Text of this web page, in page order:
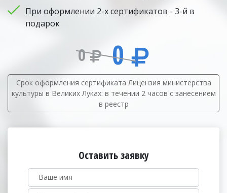
При оформлении 2-х сертификатов - 3-й в
подарок
0 0
Срок оформления сертификата Лицензия министерства
культуры в Великих Луках: в течении 2 часов с занесением
в реестр
Оставить заявку